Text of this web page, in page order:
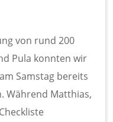
von rund 200
Pula konnten wir
Samstag bereits
Während Matthias,